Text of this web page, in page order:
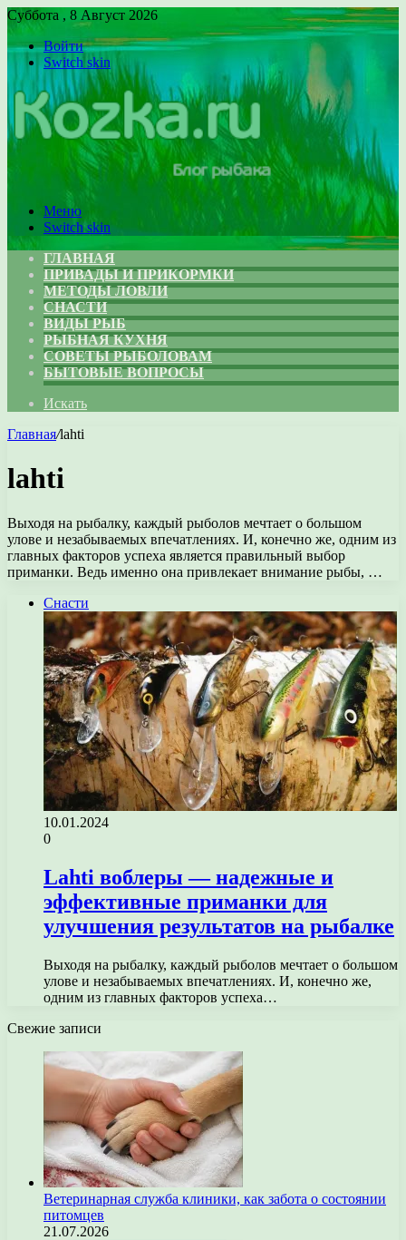
Суббота , 8 Август 2026
Войти
Switch skin
Меню
Switch skin
ГЛАВНАЯ
ПРИВАДЫ И ПРИКОРМКИ
МЕТОДЫ ЛОВЛИ
СНАСТИ
ВИДЫ РЫБ
РЫБНАЯ КУХНЯ
СОВЕТЫ РЫБОЛОВАМ
БЫТОВЫЕ ВОПРОСЫ
Искать
Главная/lahti
lahti
Выходя на рыбалку, каждый рыболов мечтает о большом
улове и незабываемых впечатлениях. И, конечно же, одним из
главных факторов успеха является правильный выбор
приманки. Ведь именно она привлекает внимание рыбы, …
Снасти
10.01.2024
0
Lahti воблеры — надежные и
эффективные приманки для
улучшения результатов на рыбалке
Выходя на рыбалку, каждый рыболов мечтает о большом
улове и незабываемых впечатлениях. И, конечно же,
одним из главных факторов успеха…
Свежие записи
Ветеринарная служба клиники, как забота о состоянии
питомцев
21.07.2026